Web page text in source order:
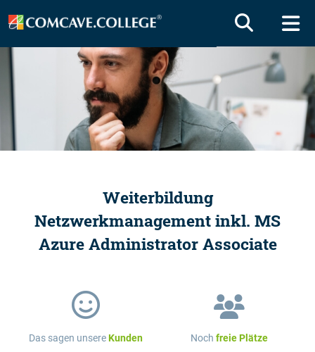
Weiterbildung
Netzwerkmanagement inkl. MS
Azure Administrator Associate
Das sagen unsereKunden Noch freie Plätze